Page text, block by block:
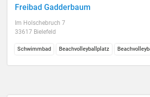
Freibad Gadderbaum
Im Holschebruch 7
33617 Bielefeld
Schwimmbad Beachvolleyballplatz